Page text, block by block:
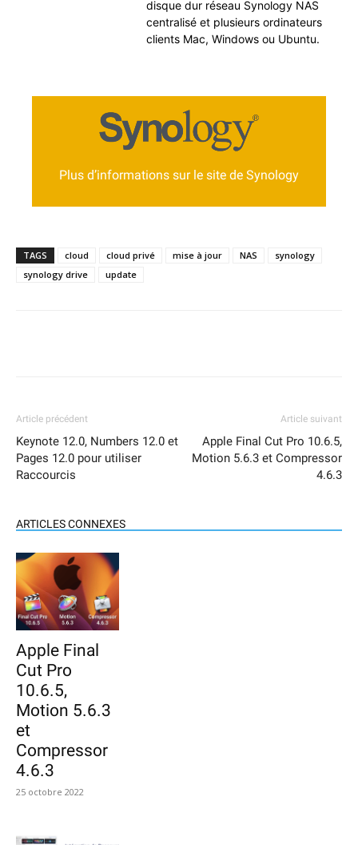
disque dur réseau Syn­ol­o­gy NAS
cen­tral­isé et plusieurs ordi­na­teurs
clients Mac, Win­dows ou Ubuntu.
Plus d’informations sur le site de Synology
Se rendre sur la page d’information sur
Synology Drive Client
https://www.synology.com/fr-
TAGS cloud cloud privé mise à jour NAS
synology
synology drive
update
Article précédent
Keynote 12.0, Numbers 12.0 et
Pages 12.0 pour utiliser
Raccourcis
Article suivant
Apple Final Cut Pro 10.6.5,
Motion 5.6.3 et Compressor
4.6.3
ARTICLES CONNEXES
Apple Final
Cut Pro
10.6.5,
Motion 5.6.3
et
Compressor
4.6.3
25 octobre 2022